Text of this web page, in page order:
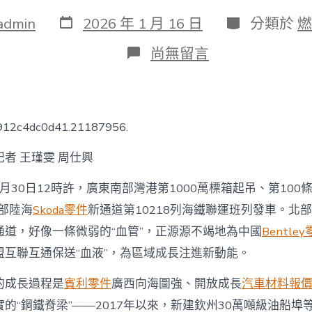
發
表
2026 年 1 月 16 日 分
類
分類於
在
〈廣
裝
箱
吞
吐
量
OSDER
奧
斯
德
德
尚無留言
者 王瑾雯 周仕興
30日12時許，廣東南部灣港第1000萬標箱起吊、第100
陸海Skoda零件新通道第10218列海鐵聯運班列發車。北
，好像一條微弱的“血管”，正源源不竭地為中國Bentley
互聯互通保送“血液”，為區域成長注進新動能。
成長過程是賓利零件廣西向海圖強、開放成長汽車材料報價
的“鋼鐵脊梁”——2017年以來，新建欽州30萬噸級油船埠